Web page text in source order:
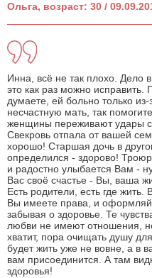
Ольга, возраст: 30 /
Инна, всё не так плохо. Дело
это как раз можно
думаете, ей больно только
несчастную мать, так
женщины переживают удары
Свекровь отпала от вашей
хорошо! Старшая дочь в
определился - здорово!
и радостно улыбается Вам -
Вас своё счастье - Вы, ваша
Есть родители, есть где
Вы имеете права, и
забывая о здоровье. Те
любви не имеют отношения,
хватит, пора очищать душу
будет жить уже не вовне, а в
вам присоединится. А там
здоровья!